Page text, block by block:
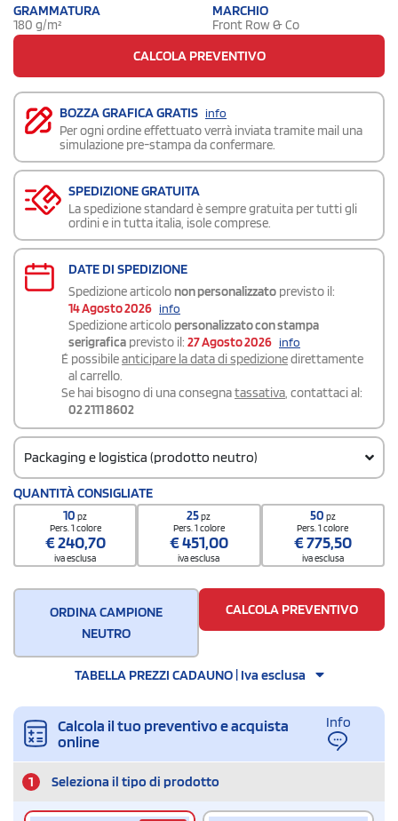
GRAMMATURA
180 g/m²
MARCHIO
Front Row & Co
CALCOLA PREVENTIVO
BOZZA GRAFICA GRATIS info
Per ogni ordine effettuato verrà inviata tramite mail una
simulazione pre-stampa da confermare.
SPEDIZIONE GRATUITA
La spedizione standard è sempre gratuita per tutti gli
ordini e in tutta italia, isole comprese.
DATE DI SPEDIZIONE
Spedizione articolo non personalizzato previsto il:
14 Agosto 2026 info
Spedizione articolo personalizzato con stampa
serigrafica previsto il: 27 Agosto 2026 info
É possibileanticipare la data di spedizionedirettamente
al carrello.
Se hai bisogno di una consegnatassativa, contattaci al:
02 2111 8602
Packaging e logistica (prodotto neutro)
Codice doganale
61061000
QUANTITÀ CONSIGLIATE
10pz
Pers. 1 colore
€240,70
iva esclusa
25pz
Pers. 1 colore
€451,00
iva esclusa
50 pz
Pers. 1 colore
€775,50
iva esclusa
ORDINA CAMPIONE
NEUTRO
CALCOLA PREVENTIVO
TABELLA PREZZI CADAUNO | Iva esclusa
Calcola il tuo preventivo e acquista
online
Info
1 Seleziona il tipo di prodotto